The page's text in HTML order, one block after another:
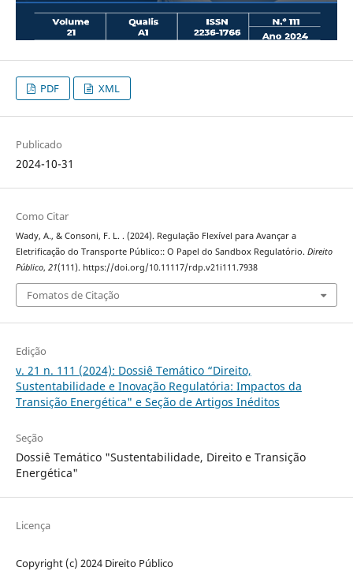
PDF XML
Publicado
2024-10-31
Como Citar
Wady, A., & Consoni, F. L. . (2024). Regulação Flexível para Avançar a
Eletrificação do Transporte Público:: O Papel do Sandbox Regulatório. Direito
Público, 21(111). https://doi.org/10.11117/rdp.v21i111.7938
Fomatos de Citação
Edição
v. 21 n. 111 (2024): Dossiê Temático “Direito,
Sustentabilidade e Inovação Regulatória: Impactos da
Transição Energética" e Seção de Artigos Inéditos
Seção
Dossiê Temático "Sustentabilidade, Direito e Transição
Energética"
Licença
Copyright (c) 2024 Direito Público